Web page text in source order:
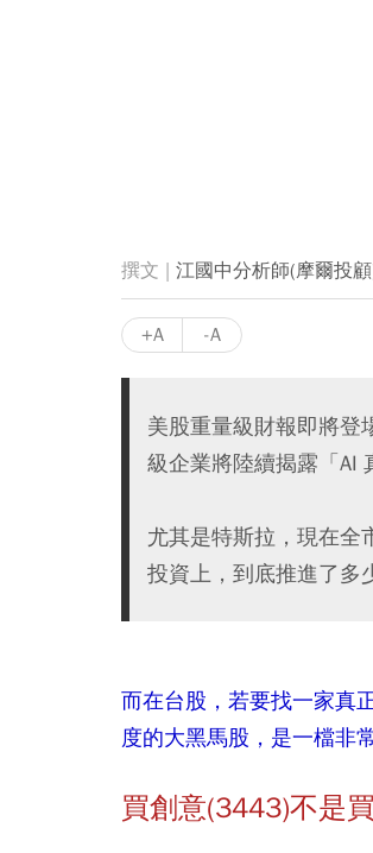
江國中分析師(摩爾投
+A -A
美股重量級財報即將登
級企業將陸續揭露「AI
尤其是特斯拉，現在全
投資上，到底推進了多
而在台股，若要找一家真
度的大黑馬股，是一檔非
買創意(3443)不是